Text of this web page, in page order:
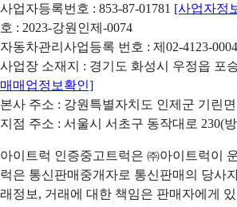
사업자등록번호 : 853-87-01781 [사업자정
호 : 2023-강원인제-0074
자동차관리사업등록 번호 : 제02-4123-
사업장 소재지 : 경기도 화성시 우정읍 포
매매업정보확인]
본사 주소 : 강원특별자치도 인제군 기린면
지점 주소 : 서울시 서초구 동작대로 230(
아이트럭 인증중고트럭은 ㈜아이트럭이
럭은 통신판매중개자로 통신판매의 당사
래정보, 거래에 대한 책임은 판매자에게